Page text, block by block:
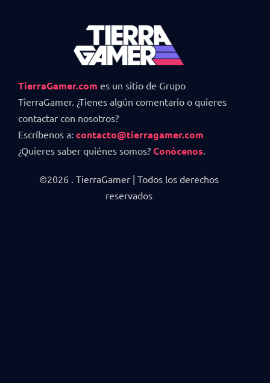
TierraGamer.com es un sitio de Grupo
TierraGamer. ¿Tienes algún comentario o quieres
contactar con nosotros?
Escríbenos a: contacto@tierragamer.com
¿Quieres saber quiénes somos? Conócenos.
©2026 . TierraGamer | Todos los derechos
reservados